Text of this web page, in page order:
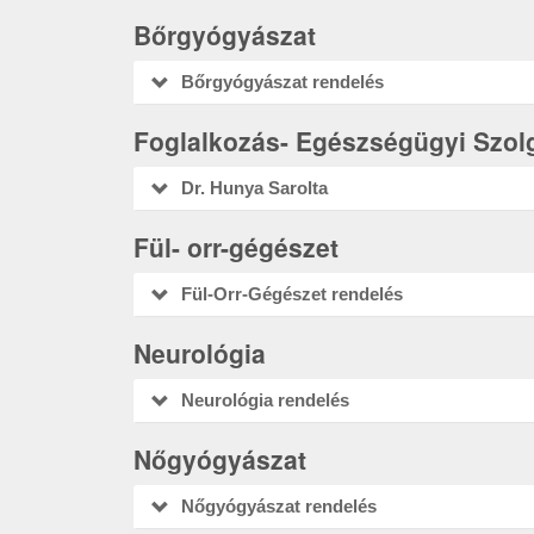
Bőrgyógyászat
Bőrgyógyászat rendelés
Foglalkozás- Egészségügyi
Dr. Hunya Sarolta
Fül- orr-gégészet
Fül-Orr-Gégészet rendelés
Neurológia
Neurológia rendelés
Nőgyógyászat
Nőgyógyászat rendelés